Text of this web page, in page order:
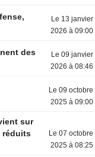
Le 13 janvier
2026 à 09:00
des
Le 09 janvier
2026 à 08:46
Le 09 octobre
2025 à 09:00
sur
réduits
Le 07 octobre
2025 à 08:25